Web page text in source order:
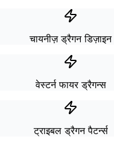
चायनीज़ ड्रैगन डिज़ाइन
वेस्टर्न फायर ड्रैगन्स
ट्राइबल ड्रैगन पैटर्न्स